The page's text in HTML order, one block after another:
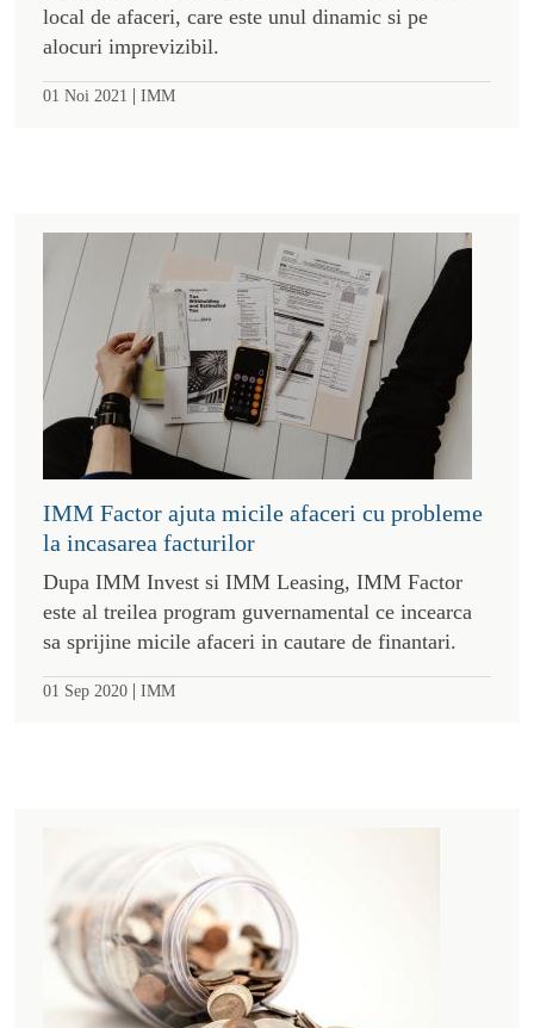
local de afaceri, care este unul dinamic si pe
alocuri imprevizibil.
01 Noi 2021 | IMM
IMM Factor ajuta micile afaceri cu probleme
la incasarea facturilor
Dupa IMM Invest si IMM Leasing, IMM Factor
este al treilea program guvernamental ce incearca
sa sprijine micile afaceri in cautare de finantari.
01 Sep 2020 | IMM